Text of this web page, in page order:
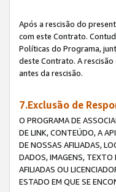
Após a rescisão do
com este Contrato.
Políticas do Programa,
deste Contrato. A
antes da rescisão.
7.Exclusão de
O PROGRAMA DE
DE LINK, CONTEÚDO, A
DE NOSSAS AFILIADAS,
DADOS, IMAGENS, TEXTO
AFILIADAS OU
ESTADO EM QUE SE